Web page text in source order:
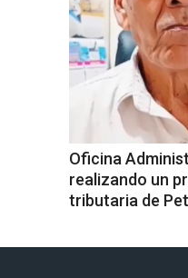
Oficina
realizando un
tributaria de